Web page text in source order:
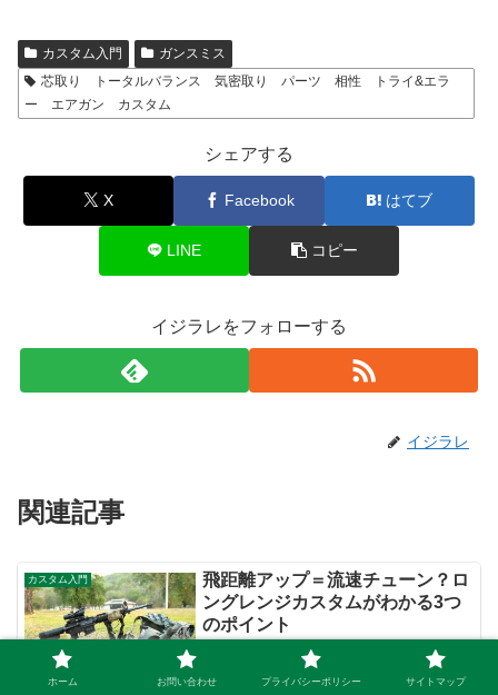
カスタム入門
ガンスミス
芯取り トータルバランス 気密取り パーツ 相性 トライ&エラ
ー エアガン カスタム
シェアする
X Facebook はてブ
LINE コピー
イジラレをフォローする
イジラレ
関連記事
カスタム入門
飛距離アップ＝流速チューン？ロ
ングレンジカスタムがわかる3つ
のポイント
ホーム お問い合わせ プライバシーポリシー サイトマップ